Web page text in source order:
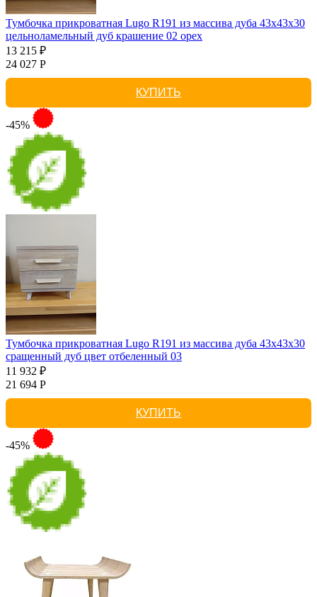
Тумбочка прикроватная Lugo R191 из массива дуба 43х43х30
цельноламельный дуб крашение 02 орех
13 215 ₽
24 027 Р
КУПИТЬ
-45%
Тумбочка прикроватная Lugo R191 из массива дуба 43х43х30
сращенный дуб цвет отбеленный 03
11 932 ₽
21 694 Р
КУПИТЬ
-45%